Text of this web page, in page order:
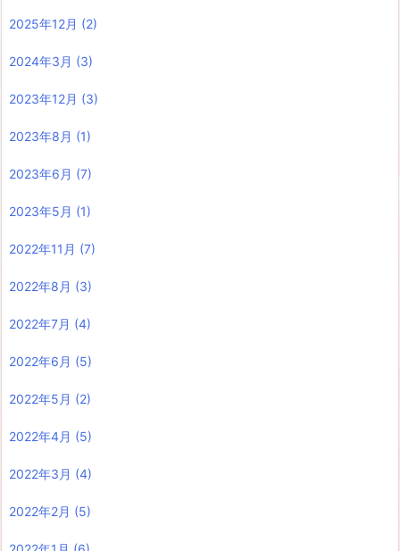
2025年12月 (2)
2024年3月 (3)
2023年12月 (3)
2023年8月 (1)
2023年6月 (7)
2023年5月 (1)
2022年11月 (7)
2022年8月 (3)
2022年7月 (4)
2022年6月 (5)
2022年5月 (2)
2022年4月 (5)
2022年3月 (4)
2022年2月 (5)